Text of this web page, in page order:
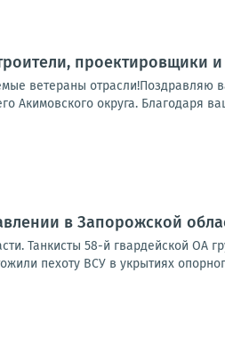
проектировщики
ветераны
Акимовского округа. Благодаря
в Запорожской
Танкисты 58-й гвардейской ОА
пехоту ВСУ в укрытиях